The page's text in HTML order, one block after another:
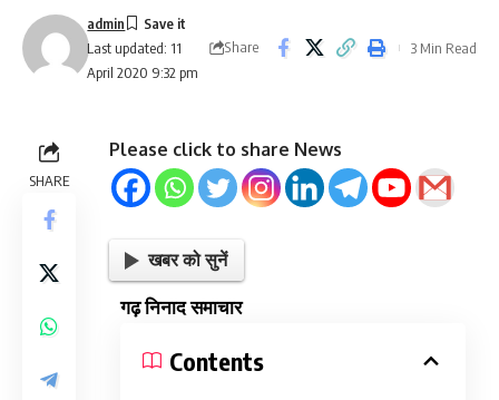
Last updated: 11
April 2020 9:32 pm
admin
Share
3 Min Read
SHARE
Please click to share News
खबर को सुनें
गढ़ निनाद समाचार
Contents